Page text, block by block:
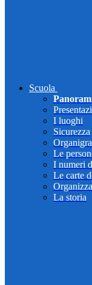
Scuola
I luoghi
Sicurezza
Le
I numeri
Le carte
La storia